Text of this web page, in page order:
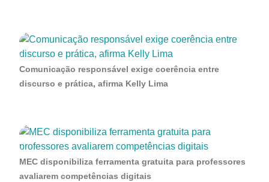
Comunicação responsável exige coerência entre
discurso e prática, afirma Kelly Lima
MEC disponibiliza ferramenta gratuita para professores
avaliarem competências digitais